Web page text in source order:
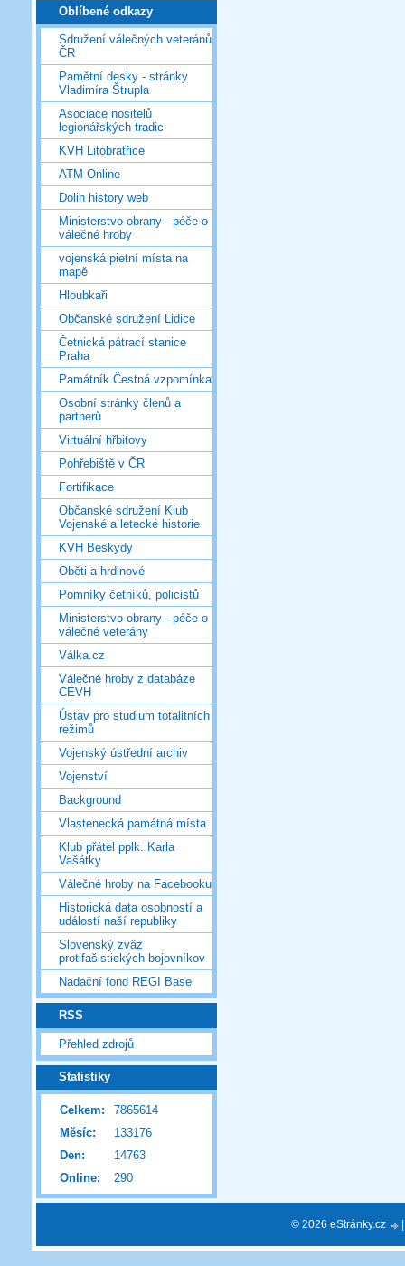
Oblíbené odkazy
Sdružení válečných veteránů
ČR
Pamětní desky - stránky
Vladimíra Štrupla
Asociace nositelů
legionářských tradic
KVH Litobratřice
ATM Online
Dolin history web
Ministerstvo obrany - péče o
válečné hroby
vojenská pietní místa na
mapě
Hloubkaři
Občanské sdružení Lidice
Četnická pátrací stanice
Praha
Památník Čestná vzpomínka
Osobní stránky členů a
partnerů
Virtuální hřbitovy
Pohřebiště v ČR
Fortifikace
Občanské sdružení Klub
Vojenské a letecké historie
KVH Beskydy
Oběti a hrdinové
Pomníky četníků, policistů
Ministerstvo obrany - péče o
válečné veterány
Válka.cz
Válečné hroby z databáze
CEVH
Ústav pro studium totalitních
režimů
Vojenský ústřední archiv
Vojenství
Background
Vlastenecká památná místa
Klub přátel pplk. Karla
Vašátky
Válečné hroby na Facebooku
Historická data osobností a
událostí naší republiky
Slovenský zväz
protifašistických bojovníkov
Nadační fond REGI Base
RSS
Přehled zdrojů
Statistiky
Online: 290
Celkem:
7865614
Měsíc:
133176
Den:
14763
© 2026 eStránky.cz